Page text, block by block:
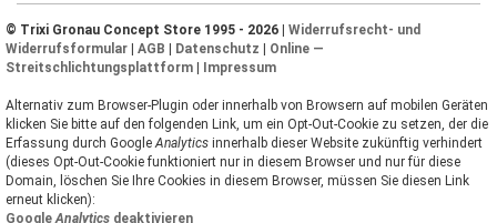
© Trixi Gronau Concept Store 1995 - 2026 | Widerrufsrecht- und
Widerrufsformular | AGB | Datenschutz | Online —
Streitschlichtungsplattform | Impressum
Alternativ zum Browser-Plugin oder innerhalb von Browsern auf mobilen Geräten
klicken Sie bitte auf den folgenden Link, um ein Opt-Out-Cookie zu setzen, der die
Erfassung durch Google Analytics innerhalb dieser Website zukünftig verhindert
(dieses Opt-Out-Cookie funktioniert nur in diesem Browser und nur für diese
Domain, löschen Sie Ihre Cookies in diesem Browser, müssen Sie diesen Link
erneut klicken):
Google Analytics deaktivieren